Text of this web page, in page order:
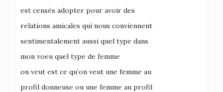
est censés adopter pour avoir des
relations amicales qui nous conviennent
sentimentalement aussi quel type dans
mon voeu quel type de femme
on veut est ce qu’on veut une femme au
profil donneuse ou une femme au profil